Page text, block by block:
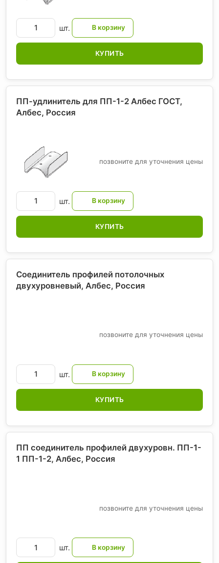
шт.
КУПИТЬ
ПП-удлинитель для ПП-1-2 Албес ГОСТ,
Албес, Россия
позвоните для уточнения цены
шт.
КУПИТЬ
Соединитель профилей потолочных
двухуровневый, Албес, Россия
позвоните для уточнения цены
шт.
КУПИТЬ
ПП соединитель профилей двухуровн. ПП-1-
1 ПП-1-2, Албес, Россия
позвоните для уточнения цены
шт.